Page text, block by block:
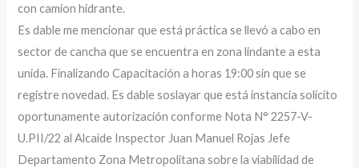
con camion hidrante.
Es dable me mencionar que está práctica se llevó a cabo en
sector de cancha que se encuentra en zona lindante a esta
unida. Finalizando Capacitación a horas 19:00 sin que se
registre novedad. Es dable soslayar que está instancia solicito
oportunamente autorización conforme Nota N° 2257-V-
U.PII/22 al Alcaide Inspector Juan Manuel Rojas Jefe
Departamento Zona Metropolitana sobre la viabilidad de